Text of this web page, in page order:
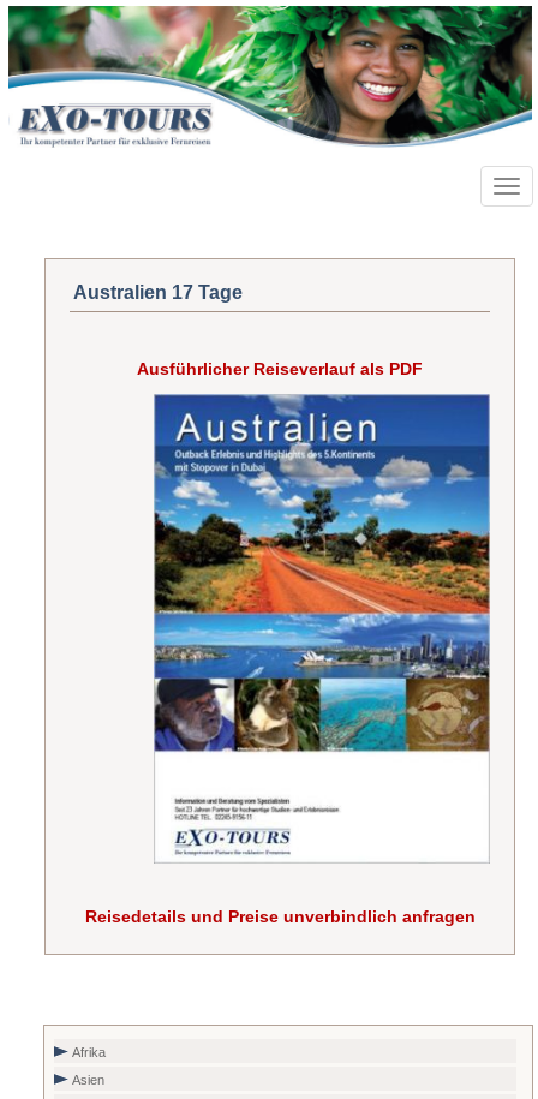
Australien 17 Tage
Ausführlicher Reiseverlauf als PDF
Reisedetails und Preise unverbindlich anfragen
Afrika
Asien